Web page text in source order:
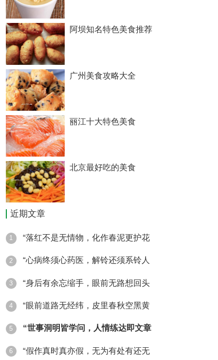
武汉除了这些名菜以外，还有众多名点，比如
三鲜豆皮，热干面等等,至于武汉菜的待客礼
节，我所知道的就是武汉人待客一般都会做一
道排骨汤，如果没有这个则被认为是失礼，而
且做排骨汤的时候，往往加入湖北特产的莲
藕，这个菜一般是中秋前后吃，不到时候则口
感不对.
本文标签：
阿坝知名特色美食推荐
广州美食攻略大全
丽江十大特色美食
北京最好吃的美食
近期文章
1 “落红不是无情物，化作春泥更护花
2 “心病终须心药医，解铃还须系铃人
3 “身后有余忘缩手，眼前无路想回头
4 “眼前道路无经纬，皮里春秋空黑黄
5 “世事洞明皆学问，人情练达即文章
6 “假作真时真亦假，无为有处有还无